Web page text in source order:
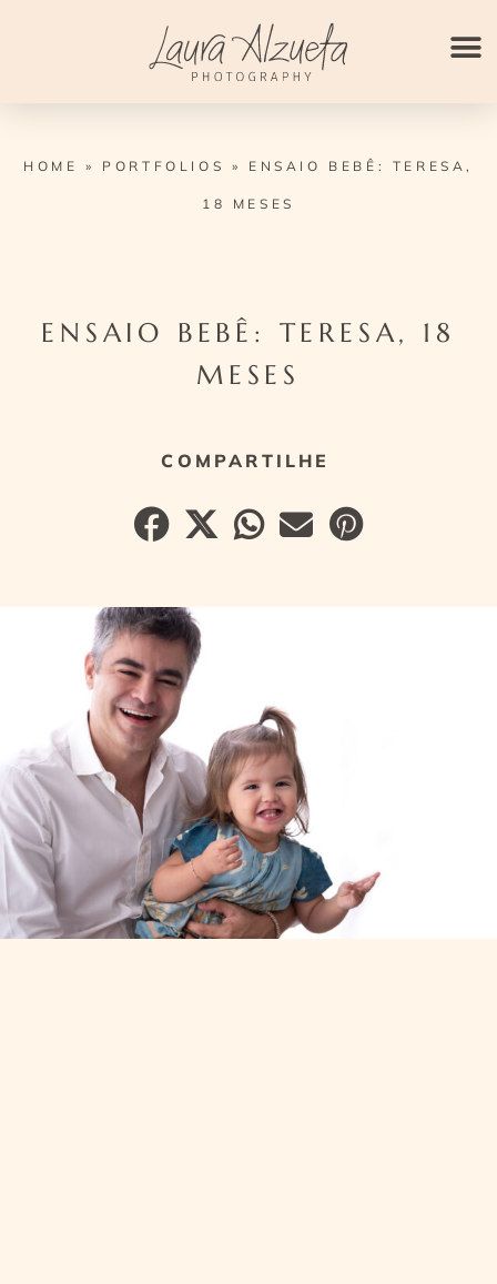
HOME » PORTFOLIOS » ENSAIO BEBÊ: TERESA,
18 MESES
ENSAIO BEBÊ: TERESA, 18
MESES